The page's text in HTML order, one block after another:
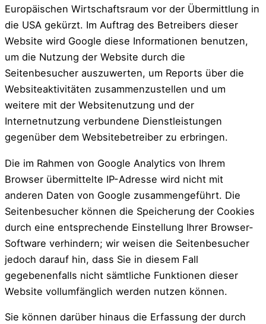
Europäischen Wirtschaftsraum vor der Übermittlung in
die USA gekürzt. Im Auftrag des Betreibers dieser
Website wird Google diese Informationen benutzen,
um die Nutzung der Website durch die
Seitenbesucher auszuwerten, um Reports über die
Websiteaktivitäten zusammenzustellen und um
weitere mit der Websitenutzung und der
Internetnutzung verbundene Dienstleistungen
gegenüber dem Websitebetreiber zu erbringen.
Die im Rahmen von Google Analytics von Ihrem
Browser übermittelte IP-Adresse wird nicht mit
anderen Daten von Google zusammengeführt. Die
Seitenbesucher können die Speicherung der Cookies
durch eine entsprechende Einstellung Ihrer Browser-
Software verhindern; wir weisen die Seitenbesucher
jedoch darauf hin, dass Sie in diesem Fall
gegebenenfalls nicht sämtliche Funktionen dieser
Website vollumfänglich werden nutzen können.
Sie können darüber hinaus die Erfassung der durch